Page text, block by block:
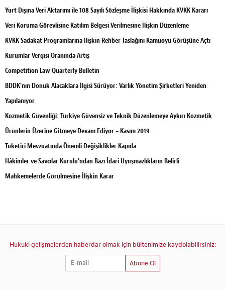
Yurt Dışına Veri Aktarımı ile 108 Sayılı Sözleşme İlişkisi Hakkında KVKK Kararı
Veri Koruma Görevlisine Katılım Belgesi Verilmesine İlişkin Düzenleme
KVKK Sadakat Programlarına İlişkin Rehber Taslağını Kamuoyu Görüşüne Açtı
Kurumlar Vergisi Oranında Artış
Competition Law Quarterly Bulletin
BDDK’nın Donuk Alacaklara İlgisi Sürüyor: Varlık Yönetim Şirketleri Yeniden
Yapılanıyor
Kozmetik Güvenliği: Türkiye Güvensiz ve Teknik Düzenlemeye Aykırı Kozmetik
Ürünlerin Üzerine Gitmeye Devam Ediyor – Kasım 2019
Tüketici Mevzuatında Önemli Değişiklikler Kapıda
Hâkimler ve Savcılar Kurulu’ndan Bazı İdari Uyuşmazlıkların Belirli
Mahkemelerde Görülmesine İlişkin Karar
Hukuki gelişmelerden haberdar olmak için bültenimize kaydolabilirsiniz:
Abone Ol